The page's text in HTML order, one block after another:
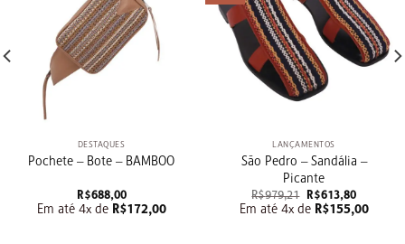
DESTAQUES
Pochete – Bote – BAMBOO
R$688,00
Em até 4x de R$172,00
LANÇAMENTOS
São Pedro – Sandália –
Picante
R$979,21
O
preço
R$613,80O
preço
Em até 4x de R$155,00